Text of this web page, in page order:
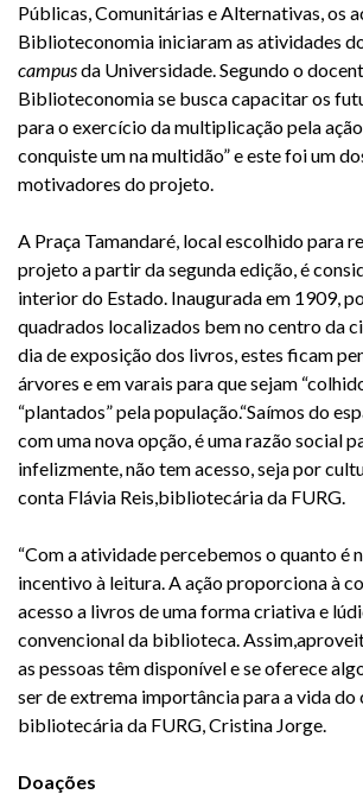
Públicas, Comunitárias e Alternativas, os
Biblioteconomia iniciaram as atividades
campusda Universidade. Segundo o
Biblioteconomia se busca capacitar os
para o exercício da multiplicação pela
conquiste um na multidão” e este foi um
motivadores do projeto.
A Praça Tamandaré, local escolhido para
projeto a partir da segunda edição, é
interior do Estado. Inaugurada em 1909,
quadrados localizados bem no centro da
dia de exposição dos livros, estes ficam
árvores e em varais para que sejam
“plantados” pela população.“Saímos do
com uma nova opção, é uma razão social
infelizmente, não tem acesso, seja por
conta Flávia Reis,bibliotecária da FURG.
“Com a atividade percebemos o quanto é
incentivo à leitura. A ação proporciona à
acesso a livros de uma forma criativa e
convencional da biblioteca.
as pessoas têm disponível e se oferece
ser de extrema importância para a vida do
bibliotecária da FURG, Cristina Jorge.
Doações